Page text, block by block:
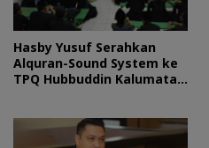
Hasby Yusuf Serahkan
Alquran-Sound System ke
TPQ Hubbuddin Kalumata